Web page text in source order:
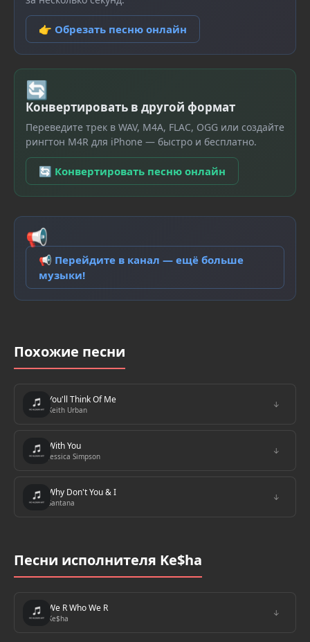
👉 Обрезать песню онлайн
🔄
Конвертировать в другой формат
Переведите трек в WAV, M4A, FLAC, OGG или создайте
рингтон M4R для iPhone — быстро и бесплатно.
🔄 Конвертировать песню онлайн
📢
📢 Перейдите в канал — ещё больше
музыки!
Похожие песни
You'll Think Of Me
Keith Urban
↓
With You
Jessica Simpson
↓
Why Don't You & I
Santana
↓
Песни исполнителя Ke$ha
We R Who We R
Ke$ha
↓